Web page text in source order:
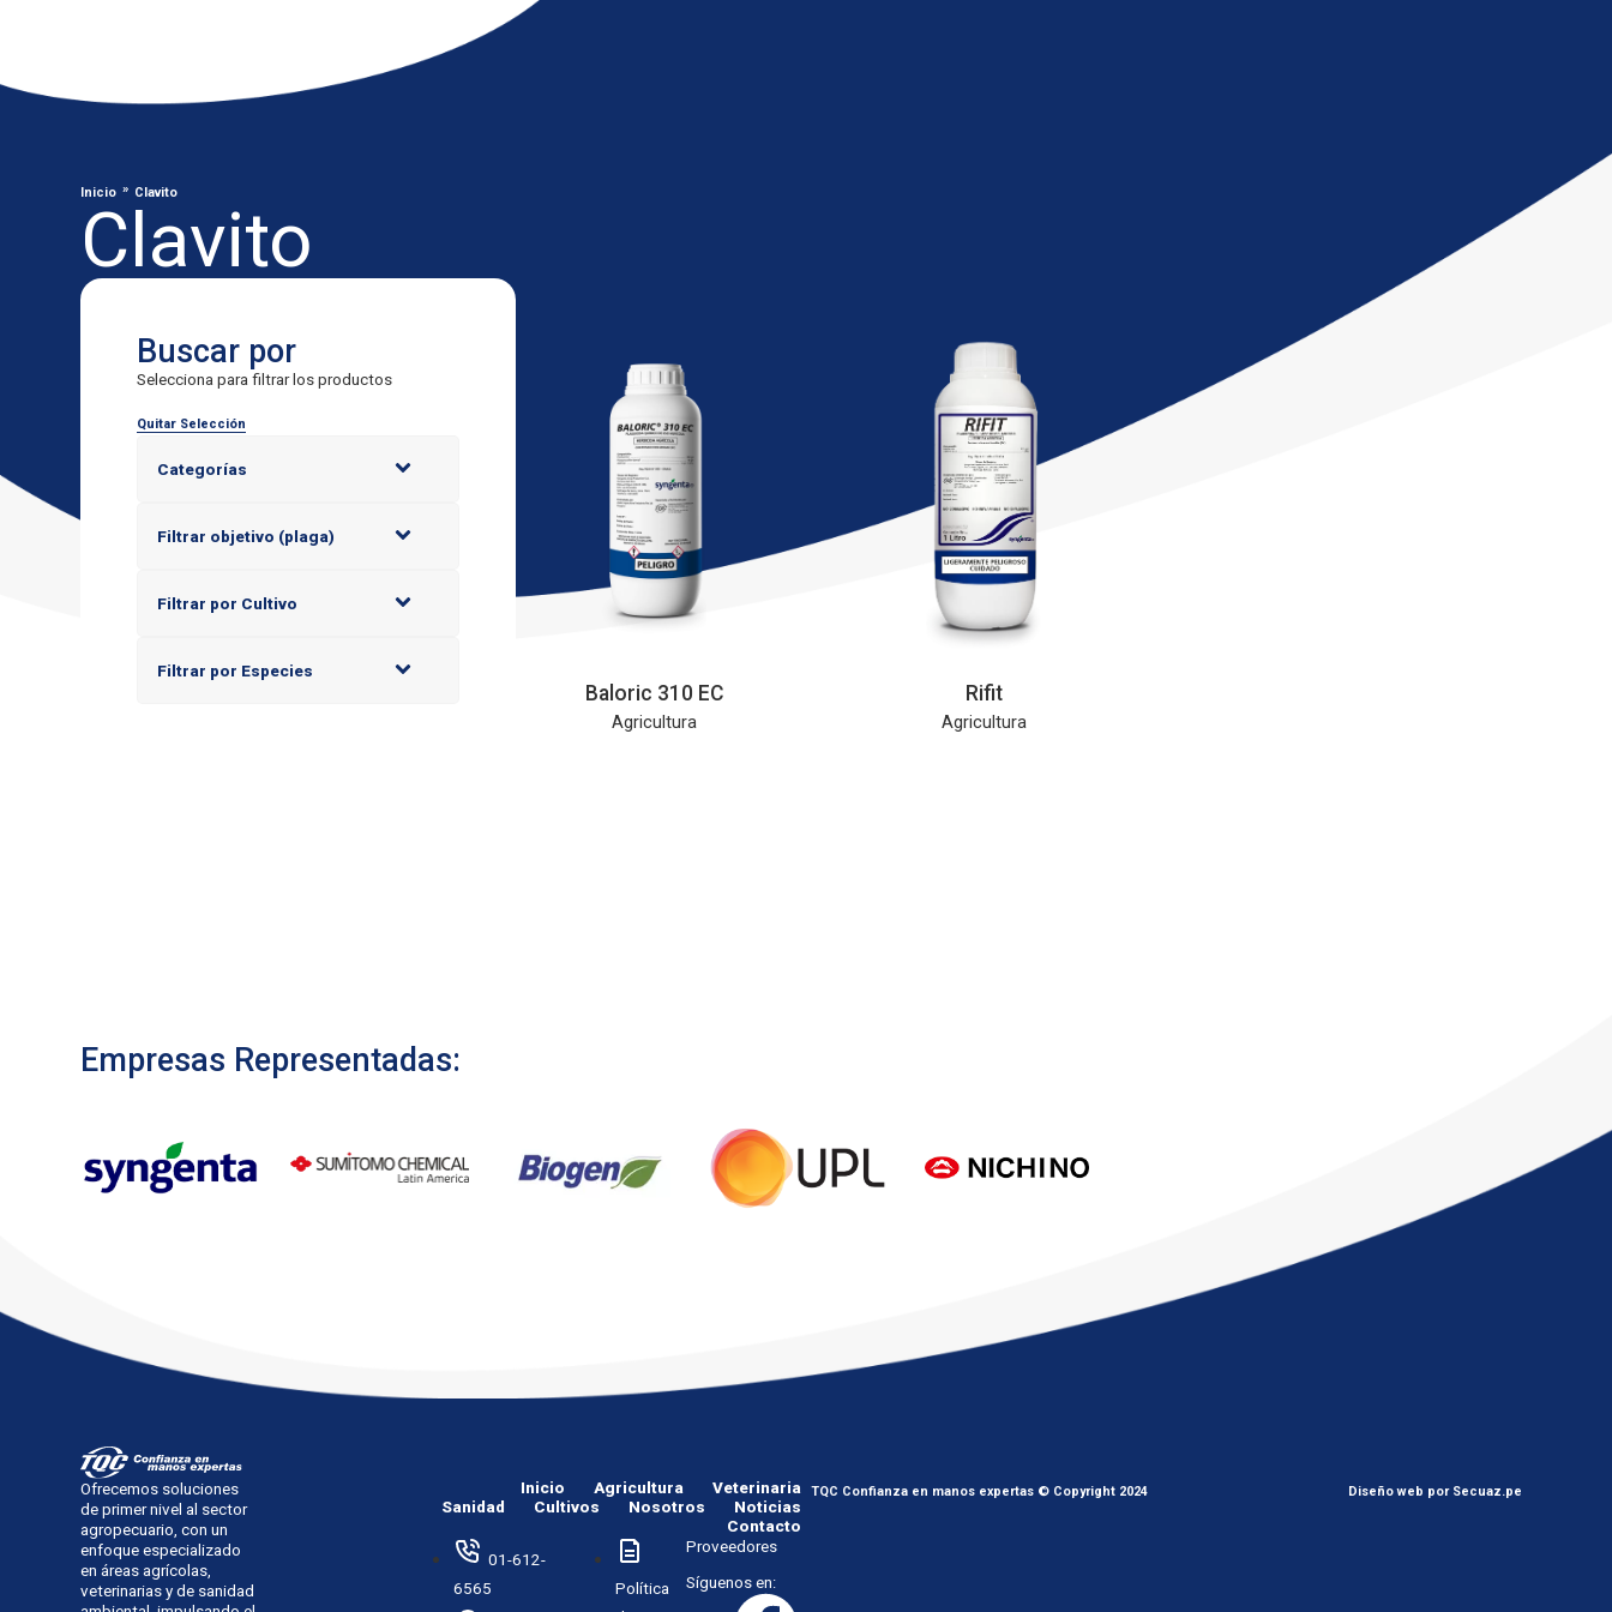
Inicio » Clavito
Clavito
Buscar por
Selecciona para filtrar los productos
Quitar Selección
Categorías
Filtrar objetivo (plaga)
Filtrar por Cultivo
Filtrar por Especies
Baloric 310 EC
Agricultura
Rifit
Agricultura
Empresas Representadas:
Ofrecemos soluciones
de primer nivel al sector
agropecuario, con un
enfoque especializado
en áreas agrícolas,
veterinarias y de sanidad
Inicio Agricultura
Veterinaria
Sanidad
Cultivos Nosotros
Noticias
Contacto
01-612-
6565
Política
Proveedores
Síguenos en:
TQC Confianza en manos expertas © Copyright 2024 Diseño web por Secuaz.pe